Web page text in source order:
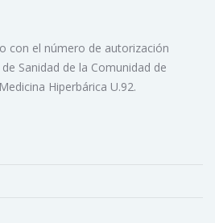
con el número de autorización
Sanidad de la Comunidad de
Hiperbárica U.92.